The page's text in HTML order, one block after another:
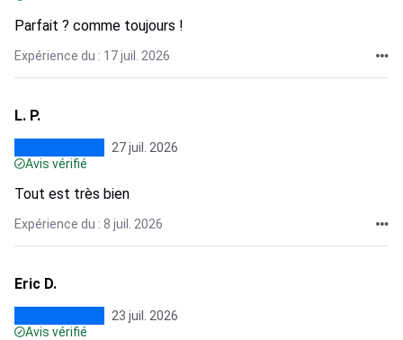
Parfait ? comme toujours !
Expérience du : 17 juil. 2026
L. P.
27 juil. 2026
Avis vérifié
Tout est très bien
Expérience du : 8 juil. 2026
Eric D.
23 juil. 2026
Avis vérifié